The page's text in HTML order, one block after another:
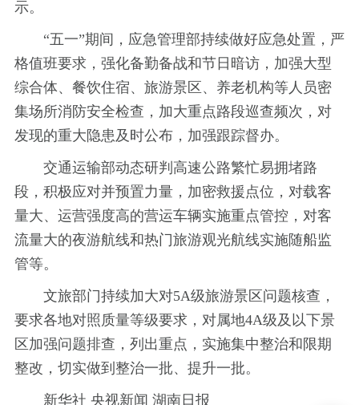
示。
“五一”期间，应急管理部持续做好应急处置，严
格值班要求，强化备勤备战和节日暗访，加强大型
综合体、餐饮住宿、旅游景区、养老机构等人员密
集场所消防安全检查，加大重点路段巡查频次，对
发现的重大隐患及时公布，加强跟踪督办。
交通运输部动态研判高速公路繁忙易拥堵路
段，积极应对并预置力量，加密救援点位，对载客
量大、运营强度高的营运车辆实施重点管控，对客
流量大的夜游航线和热门旅游观光航线实施随船监
管等。
文旅部门持续加大对5A级旅游景区问题核查，
要求各地对照质量等级要求，对属地4A级及以下景
区加强问题排查，列出重点，实施集中整治和限期
整改，切实做到整治一批、提升一批。
新华社 央视新闻 湖南日报